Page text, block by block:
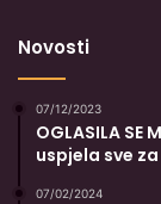
Novosti
07/12/2023
OGLASILA
uspjela sve
07/02/2024